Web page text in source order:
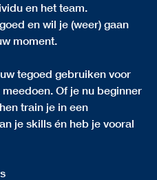
en het team.
en wil je (weer) gaan
moment.
tegoed gebruiken voor
Of je nu beginner
train je in een
je skills én heb je vooral